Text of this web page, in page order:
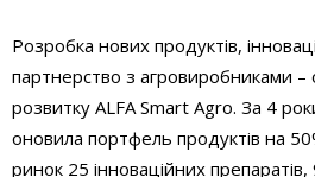
Розробка нових продуктів,
партнерство з агровиробниками –
розвитку ALFA Smart Agro. За 4
оновила портфель продуктів на
ринок 25 інноваційних препаратів,